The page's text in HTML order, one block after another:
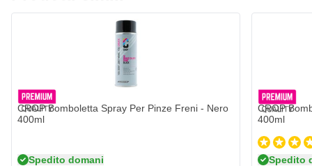
CROP Bomboletta Spray Per Pinze Freni - Nero
400ml
Spedito domani
CROP
400ml
Spedito